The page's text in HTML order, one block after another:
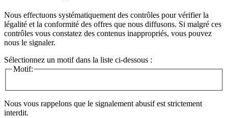
Nous effectuons systématiquement des contrôles pour vérifier la
légalité et la conformité des offres que nous diffusons. Si malgré ces
contrôles vous constatez des contenus inappropriés, vous pouvez
nous le signaler.
Sélectionnez un motif dans la liste ci-dessous :
Motif:
Nous vous rappelons que le signalement abusif est strictement
interdit.